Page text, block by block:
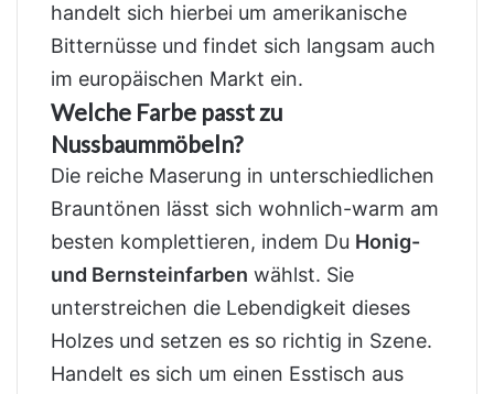
handelt sich hierbei um amerikanische
Bitternüsse und findet sich langsam auch
im europäischen Markt ein.
Welche Farbe passt zu
Nussbaummöbeln?
Die reiche Maserung in unterschiedlichen
Brauntönen lässt sich wohnlich-warm am
besten komplettieren, indem Du Honig-
und Bernsteinfarben wählst. Sie
unterstreichen die Lebendigkeit dieses
Holzes und setzen es so richtig in Szene.
Handelt es sich um einen Esstisch aus